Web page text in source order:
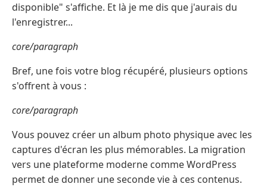
disponible" s'affiche. Et là je me dis que j'aurais du
l'enregistrer...
core/paragraph
Bref, une fois votre blog récupéré, plusieurs options
s'offrent à vous :
core/paragraph
Vous pouvez créer un album photo physique avec les
captures d'écran les plus mémorables. La migration
vers une plateforme moderne comme WordPress
permet de donner une seconde vie à ces contenus.